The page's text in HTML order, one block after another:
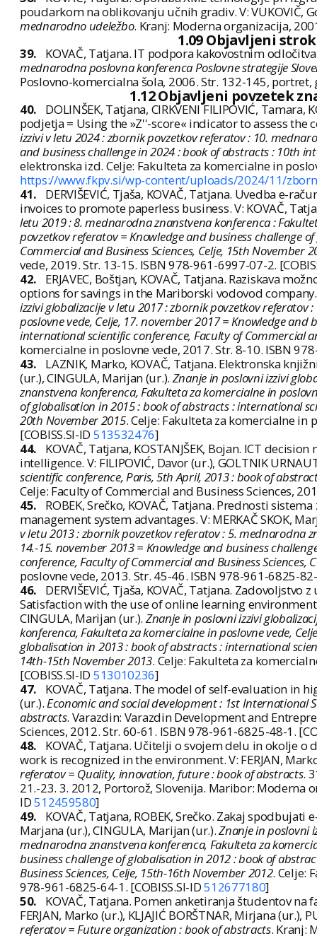
poudarkom na oblikovanju učnih gradiv. V: VUKOVIČ,
mednarodno udeležbo. Kranj: Moderna organizacija,
1.09 Objavljeni
39.
KOVAČ, Tatjana. IT podpora kakovostnim
mednarodna poslovna konferenca Poslovne strategije
Poslovno-komercialna šola, 2006. Str. 132-145,
1.12 Objavljeni povzetek
40.
DOLINŠEK, Tatjana, CIRKVENI FILIPOVIĆ,
podjetja = Using the »Z''-score« indicator to assess the
izzivi v letu 2024 : zbornik povzetkov referatov : 10.
and business challenge in 2024 : book of abstracts : 10th
elektronska izd. Celje: Fakulteta za komercialne in
https://www.fkpv.si/wp-content/uploads/2024/11/
41.
DERVIŠEVIĆ, Tjaša, KOVAČ, Tatjana. Uvedba e-
invoices to promote paperless business. V: KOVAČ,
letu 2019 : 8. mednarodna znanstvena konferenca :
povzetkov referatov = Knowledge and business challenge
Commercial and Business Sciences, Celje, 15th November
vede, 2019. Str. 13-15. ISBN 978-961-6997-07-2.
42.
ERJAVEC, Boštjan, KOVAČ, Tatjana. Raziskava
options for savings in the Mariborski vodovod
izzivi globalizacije v letu 2017 : zbornik povzetkov
poslovne vede, Celje, 17. november 2017 = Knowledge
international scientific conference, Faculty of Commercial
komercialne in poslovne vede, 2017. Str. 8-10. ISBN
43.
LAZNIK, Marko, KOVAČ, Tatjana. Elektronska
(ur.), CINGULA, Marijan (ur.). Znanje in poslovni izzivi
znanstvena konferenca, Fakulteta za komercialne in
of globalisation in 2015 : book of abstracts : international
20th November 2015. Celje: Fakulteta za komercialne in
[COBISS.SI-ID 513532476]
44.
KOVAČ, Tatjana, KOSTANJŠEK, Bojan. ICT
intelligence. V: FILIPOVIĆ, Davor (ur.), GOLTNIK
scientific conference, Paris, 5th April, 2013 : book of
Celje: Faculty of Commercial and Business Sciences,
45.
ROBEK, Srečko, KOVAČ, Tatjana. Prednosti
management system advantages. V: MERKAČ SKOK,
v letu 2013 : zbornik povzetkov referatov : 5. mednarodna
14.-15. november 2013 = Knowledge and business
conference, Faculty of Commercial and Business Sciences,
poslovne vede, 2013. Str. 45-46. ISBN 978-961-6825-
46.
DERVIŠEVIĆ, Tjaša, KOVAČ, Tatjana.
Satisfaction with the use of online learning environment
CINGULA, Marijan (ur.). Znanje in poslovni izzivi
konferenca, Fakulteta za komercialne in poslovne vede,
globalisation in 2013 : book of abstracts : international
14th-15th November 2013. Celje: Fakulteta za
[COBISS.SI-ID 513010236]
47.
KOVAČ, Tatjana. The model of self-evaluation in
(ur.).Economic and social development : 1st International
abstracts. Varazdin: Varazdin Development and
Sciences, 2012. Str. 60-61. ISBN 978-961-6825-48-1.
48.
KOVAČ, Tatjana. Učitelji o svojem delu in okolje
work is recognized in the environment. V: FERJAN,
referatov = Quality, innovation, future : book of abstracts.
21.-23. 3. 2012, Portorož, Slovenija. Maribor: Moderna
ID512459580]
49.
KOVAČ, Tatjana, ROBEK, Srečko. Zakaj spodbujati
Marjana (ur.), CINGULA, Marijan (ur.).Znanje in poslovni
mednarodna znanstvena konferenca, Fakulteta za
business challenge of globalisation in 2012 : book of
Business Sciences, Celje, 15th-16th November 2012. Celje:
978-961-6825-64-1. [COBISS.SI-ID512677180]
50.
KOVAČ, Tatjana. Pomen anketiranja študentov
FERJAN, Marko (ur.), KLJAJIĆ BORŠTNAR, Mirjana (ur.),
referatov = Future organization : book of abstracts. Kranj: